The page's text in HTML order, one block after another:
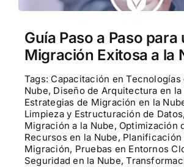
Guía Paso a Paso para
Migración Exitosa a la
Tags: Capacitación en Tecnologías
Nube, Diseño de Arquitectura en la
Estrategias de Migración en la
Limpieza y Estructuración de Datos,
Migración a la Nube, Optimización
Recursos en la Nube, Planificación
Migración, Pruebas en Entornos
Seguridad en la Nube,